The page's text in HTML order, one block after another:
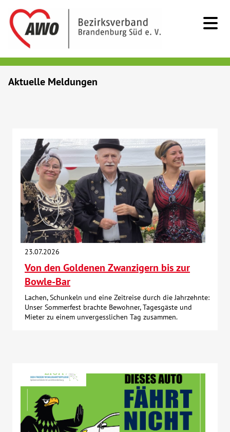
Beratung & Hilfe
Begegnung
Bildung
Über uns
Veranstaltungen
Spenden
Ausbildung
Glossar
Aktuelle Meldungen
23.07.2026
Von den Goldenen Zwanzigern bis zur
Bowle-Bar
Lachen, Schunkeln und eine Zeitreise durch die Jahrzehnte:
Unser Sommerfest brachte Bewohner, Tagesgäste und
Mieter zu einem unvergesslichen Tag zusammen.